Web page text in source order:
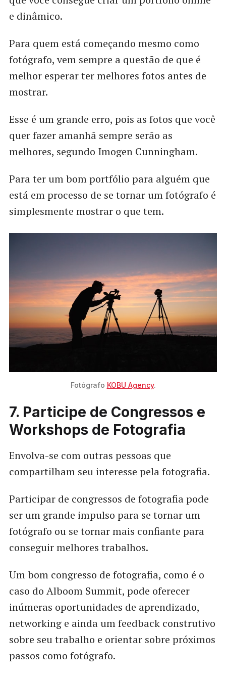
e dinâmico.
Para quem está começando mesmo como
fotógrafo, vem sempre a questão de que é
melhor esperar ter melhores fotos antes de
mostrar.
Esse é um grande erro, pois as fotos que você
quer fazer amanhã sempre serão as
melhores, segundo Imogen Cunningham.
Para ter um bom portfólio para alguém que
está em processo de se tornar um fotógrafo é
simplesmente mostrar o que tem.
Fotógrafo KOBU Agency.
7. Participe de Congressos e
Workshops de Fotografia
Envolva-se com outras pessoas que
compartilham seu interesse pela fotografia.
Participar de congressos de fotografia pode
ser um grande impulso para se tornar um
fotógrafo ou se tornar mais confiante para
conseguir melhores trabalhos.
Um bom congresso de fotografia, como é o
caso do Alboom Summit, pode oferecer
inúmeras oportunidades de aprendizado,
networking e ainda um feedback construtivo
sobre seu trabalho e orientar sobre próximos
passos como fotógrafo.